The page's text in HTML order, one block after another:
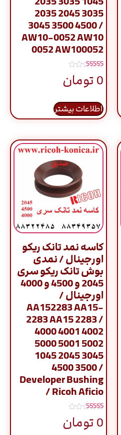
2035 2045 3035
3045 3500 4500 /
AW10-0052 AW10
0052 AW100052
نمره
5.00
از 5
0تومان
اطلاعات بیشتر
کاسه نمد تانک ریکو
اورجینال / نمدی
بوش تانک ریکو سری
2045 و 4500 و 4000
اورجینال /
AA152283 AA15-
2283 AA15 2283 /
4000 4001 4002
5000 5001 5002
1045 2045 3045
4500 3500 /
Developer Bushing
/ Ricoh Aficio
نمره
5.00
از 5
0تومان